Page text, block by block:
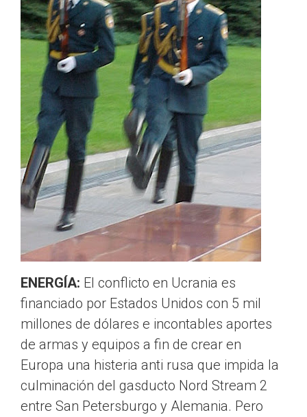
ENERGÍA: El conflicto en Ucrania es
financiado por Estados Unidos con 5 mil
millones de dólares e incontables aportes
de armas y equipos a fin de crear en
Europa una histeria anti rusa que impida la
culminación del gasducto Nord Stream 2
entre San Petersburgo y Alemania. Pero